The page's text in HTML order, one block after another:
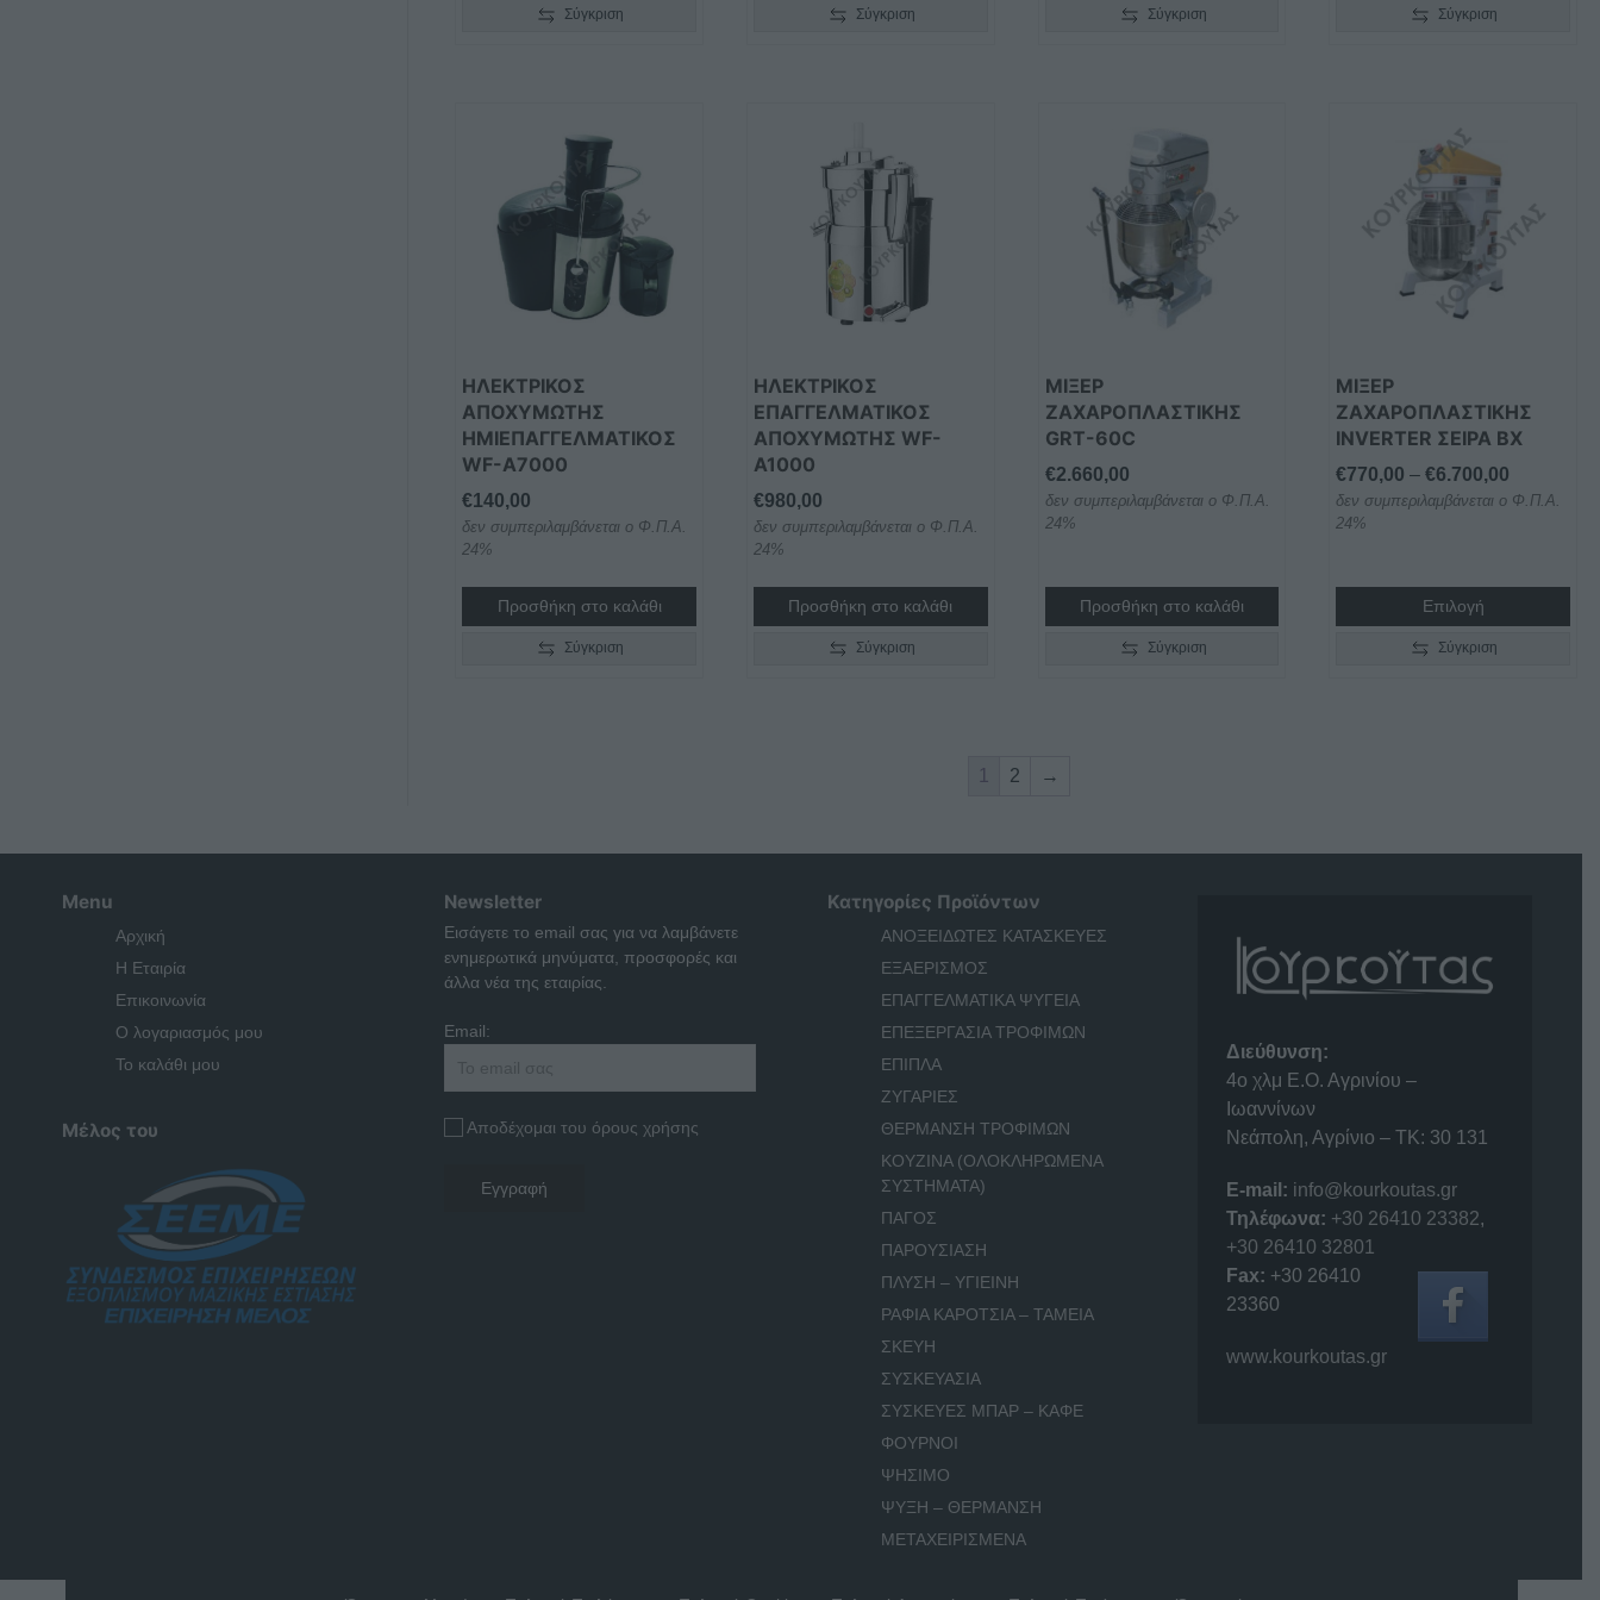
Σύγκριση Σύγκριση Σύγκριση Σύγκριση
ΗΛΕΚΤΡΙΚΟΣ
ΑΠΟΧΥΜΩΤΗΣ
ΗΜΙΕΠΑΓΓΕΛΜΑΤΙΚΟΣ
WF-A7000
€140,00
δεν συμπεριλαμβάνεται ο Φ.Π.Α.
24%
Προσθήκη στο καλάθι
Σύγκριση
ΗΛΕΚΤΡΙΚΟΣ
ΕΠΑΓΓΕΛΜΑΤΙΚΟΣ
ΑΠΟΧΥΜΩΤΗΣ WF-
A1000
€980,00
δεν συμπεριλαμβάνεται ο Φ.Π.Α.
24%
Προσθήκη στο καλάθι
Σύγκριση
ΜΙΞΕΡ
ΖΑΧΑΡΟΠΛΑΣΤΙΚΗΣ
GRT-60C
€2.660,00
δεν συμπεριλαμβάνεται ο Φ.Π.Α.
24%
Προσθήκη στο καλάθι
Σύγκριση
ΜΙΞΕΡ
ΖΑΧΑΡΟΠΛΑΣΤΙΚΗΣ
INVERTER ΣΕΙΡΑ BX
€770,00 – €6.700,00
range:
€6.700,00
δεν συμπεριλαμβάνεται ο Φ.Π.Α.
24%
Επιλογή
παραλλαγές.
να
επιλεγούν
στη
σελίδα
του
προϊόντος
Σύγκριση
1 2 →
Menu
Αρχική
Η Εταιρία
Επικοινωνία
Ο λογαριασμός μου
Το καλάθι μου
Μέλος του
Newsletter
Εισάγετε το email σας για να λαμβάνετε
ενημερωτικά μηνύματα, προσφορές και
άλλα νέα της εταιρίας.
Email:
Αποδέχομαι του όρους χρήσης
Κατηγορίες Προϊόντων
ΑΝΟΞΕΙΔΩΤΕΣ ΚΑΤΑΣΚΕΥΕΣ
ΕΞΑΕΡΙΣΜΟΣ
ΕΠΑΓΓΕΛΜΑΤΙΚΑ ΨΥΓΕΙΑ
ΕΠΕΞΕΡΓΑΣΙΑ ΤΡΟΦΙΜΩΝ
ΕΠΙΠΛΑ
ΖΥΓΑΡΙΕΣ
ΘΕΡΜΑΝΣΗ ΤΡΟΦΙΜΩΝ
ΚΟΥΖΙΝΑ (ΟΛΟΚΛΗΡΩΜΕΝΑ
ΣΥΣΤΗΜΑΤΑ)
ΠΑΓΟΣ
ΠΑΡΟΥΣΙΑΣΗ
ΠΛΥΣΗ – ΥΓΙΕΙΝΗ
ΡΑΦΙΑ ΚΑΡΟΤΣΙΑ – ΤΑΜΕΙΑ
ΣΚΕΥΗ
ΣΥΣΚΕΥΑΣΙΑ
ΣΥΣΚΕΥΕΣ ΜΠΑΡ – ΚΑΦΕ
ΦΟΥΡΝΟΙ
ΨΗΣΙΜΟ
ΨΥΞΗ – ΘΕΡΜΑΝΣΗ
ΜΕΤΑΧΕΙΡΙΣΜΕΝΑ
Διεύθυνση:
4o χλμ Ε.Ο. Αγρινίου –
Ιωαννίνων
Νεάπολη, Αγρίνιο – ΤΚ: 30 131
E-mail: info@kourkoutas.gr
Τηλέφωνα: +30 26410 23382,
+30 26410 32801
Fax: +30 26410
23360
www.kourkoutas.gr